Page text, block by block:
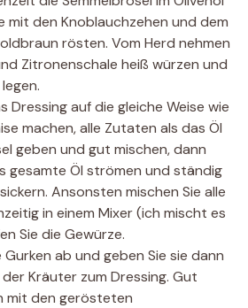
mit den Knoblauchzehen und dem
rösten. Vom Herd nehmen
Zitronenschale heiß würzen und
Dressing auf die gleiche Weise wie
machen, alle Zutaten als das Öl
geben und gut mischen, dann
gesamte Öl strömen und ständig
Ansonsten mischen Sie alle
in einem Mixer (ich mischt es
Sie die Gewürze.
Gurken ab und geben Sie sie dann
Kräuter zum Dressing. Gut
mit den gerösteten